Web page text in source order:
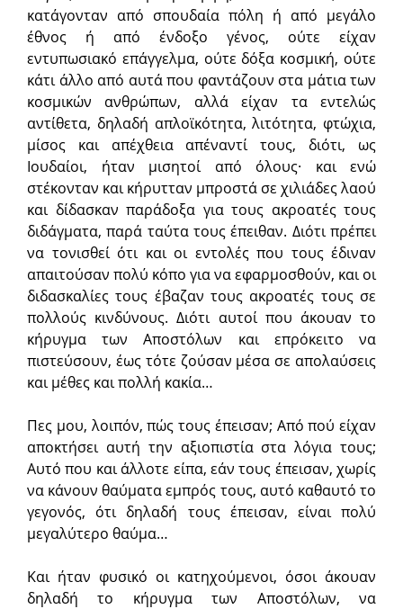
κατάγονταν από σπουδαία πόλη ή από μεγάλο
έθνος ή από ένδοξο γένος, ούτε είχαν
εντυπωσιακό επάγγελμα, ούτε δόξα κοσμική, ούτε
κάτι άλλο από αυτά που φαντάζουν στα μάτια των
κοσμικών ανθρώπων, αλλά είχαν τα εντελώς
αντίθετα, δηλαδή απλοϊκότητα, λιτότητα, φτώχια,
μίσος και απέχθεια απέναντί τους, διότι, ως
Ιουδαίοι, ήταν μισητοί από όλους· και ενώ
στέκονταν και κήρυτταν μπροστά σε χιλιάδες λαού
και δίδασκαν παράδοξα για τους ακροατές τους
διδάγματα, παρά ταύτα τους έπειθαν. Διότι πρέπει
να τονισθεί ότι και οι εντολές που τους έδιναν
απαιτούσαν πολύ κόπο για να εφαρμοσθούν, και οι
διδασκαλίες τους έβαζαν τους ακροατές τους σε
πολλούς κινδύνους. Διότι αυτοί που άκουαν το
κήρυγμα των Αποστόλων και επρόκειτο να
πιστεύσουν, έως τότε ζούσαν μέσα σε απολαύσεις
και μέθες και πολλή κακία…
Πες μου, λοιπόν, πώς τους έπεισαν; Από πού είχαν
αποκτήσει αυτή την αξιοπιστία στα λόγια τους;
Αυτό που και άλλοτε είπα, εάν τους έπεισαν, χωρίς
να κάνουν θαύματα εμπρός τους, αυτό καθαυτό το
γεγονός, ότι δηλαδή τους έπεισαν, είναι πολύ
μεγαλύτερο θαύμα…
Και ήταν φυσικό οι κατηχούμενοι, όσοι άκουαν
δηλαδή το κήρυγμα των Αποστόλων, να